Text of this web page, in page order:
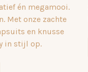
én megamooi.
Met onze zachte
en knusse
in stijl op.